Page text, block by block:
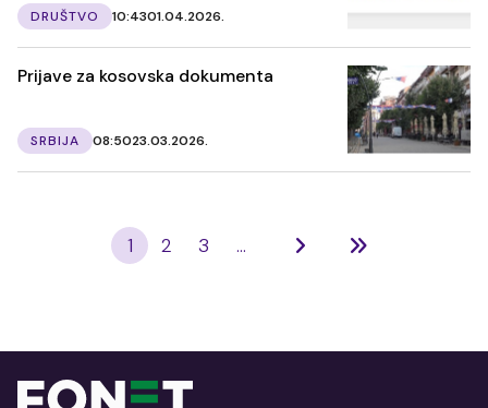
DRUŠTVO 10:4301.04.2026.
Prijave za kosovska dokumenta
SRBIJA 08:5023.03.2026.
1 2 3 ...